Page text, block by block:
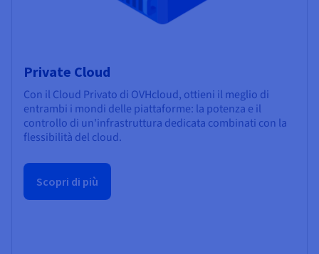
Private Cloud
Con il Cloud Privato di OVHcloud, ottieni il meglio di
entrambi i mondi delle piattaforme: la potenza e il
controllo di un'infrastruttura dedicata combinati con la
flessibilità del cloud.
Scopri di più